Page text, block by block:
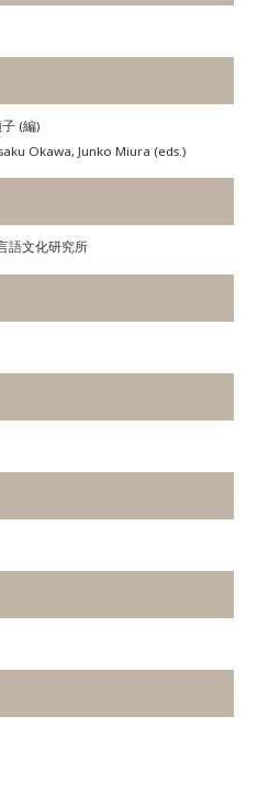
(編)
Okawa, Junko Miura (eds.)
語文化研究所